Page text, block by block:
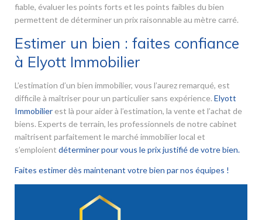
fiable, évaluer les points forts et les points faibles du bien
permettent de déterminer un prix raisonnable au mètre carré.
Estimer un bien : faites confiance
à Elyott Immobilier
L’estimation d’un bien immobilier, vous l’aurez remarqué, est
difficile à maîtriser pour un particulier sans expérience. Elyott
Immobilier est là pour aider à l’estimation, la vente et l’achat de
biens. Experts de terrain, les professionnels de notre cabinet
maîtrisent parfaitement le marché immobilier local et
s’emploient déterminer pour vous le prix justifié de votre bien.
Faites estimer dès maintenant votre bien par nos équipes !